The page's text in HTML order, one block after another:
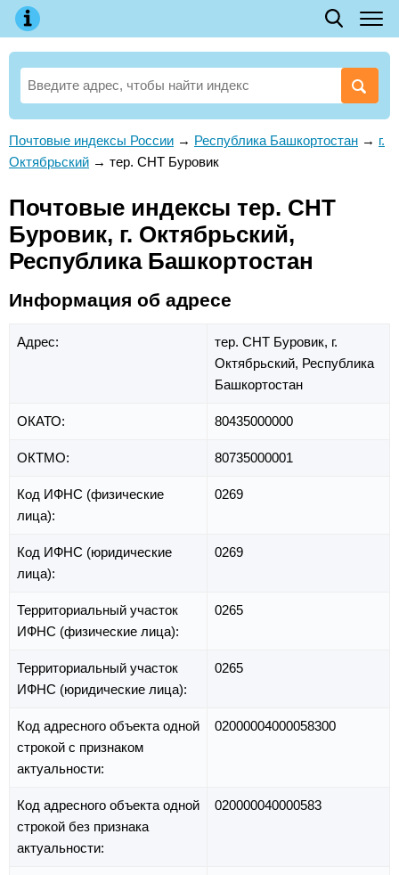
Почтовые индексы России → Республика Башкортостан → г.
Октябрьский → тер. СНТ Буровик
Почтовые индексы тер. СНТ
Буровик, г. Октябрьский,
Республика Башкортостан
Информация об адресе
Адрес: тер. СНТ Буровик, г.
Октябрьский, Республика
Башкортостан
ОКАТО: 80435000000
ОКТМО: 80735000001
Код ИФНС (физические
лица):
0269
Код ИФНС (юридические
лица):
0269
Территориальный участок
ИФНС (физические лица):
0265
Территориальный участок
ИФНС (юридические лица):
0265
Код адресного объекта одной
строкой с признаком
актуальности:
02000004000058300
Код адресного объекта одной
строкой без признака
актуальности:
020000040000583